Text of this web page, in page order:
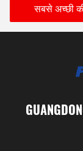
सबसे अच्छी